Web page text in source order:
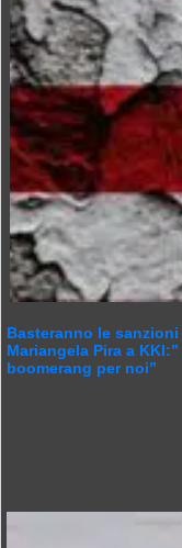
Basteranno le
Mariangela Pira a
boomerang per noi”